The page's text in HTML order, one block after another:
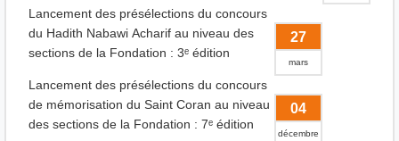
Lancement des présélections du concours
du Hadith Nabawi Acharif au niveau des
sections de la Fondation : 3ᵉ édition
27
mars
Lancement des présélections du concours
de mémorisation du Saint Coran au niveau
des sections de la Fondation : 7ᵉ édition
04
décembre